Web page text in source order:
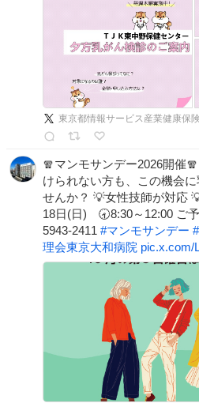
東京都情報サービス産業健康保
🧣マンモサンデー2026開催
けられない方も、この機会
せんか？ 💡女性技師が対応
18日(日) 🕣8:30～12:00 ご
5943-2411 #マンモサンデー #
理会東京大和病院 pic.x.com/